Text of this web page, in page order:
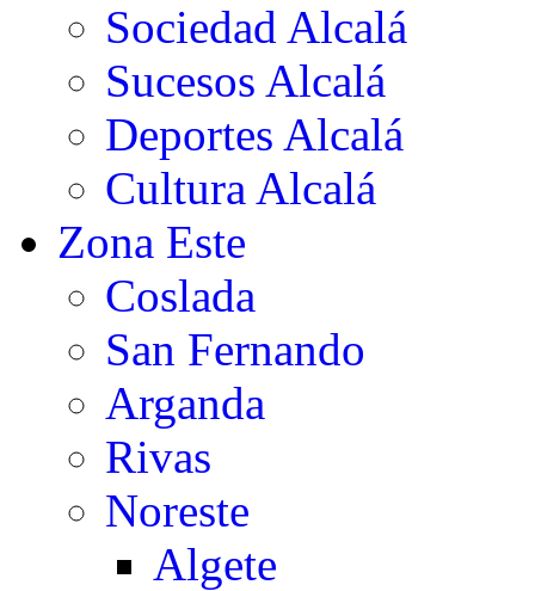
Sociedad Alcalá
Sucesos Alcalá
Deportes Alcalá
Cultura Alcalá
Zona Este
Coslada
San Fernando
Arganda
Rivas
Noreste
Algete